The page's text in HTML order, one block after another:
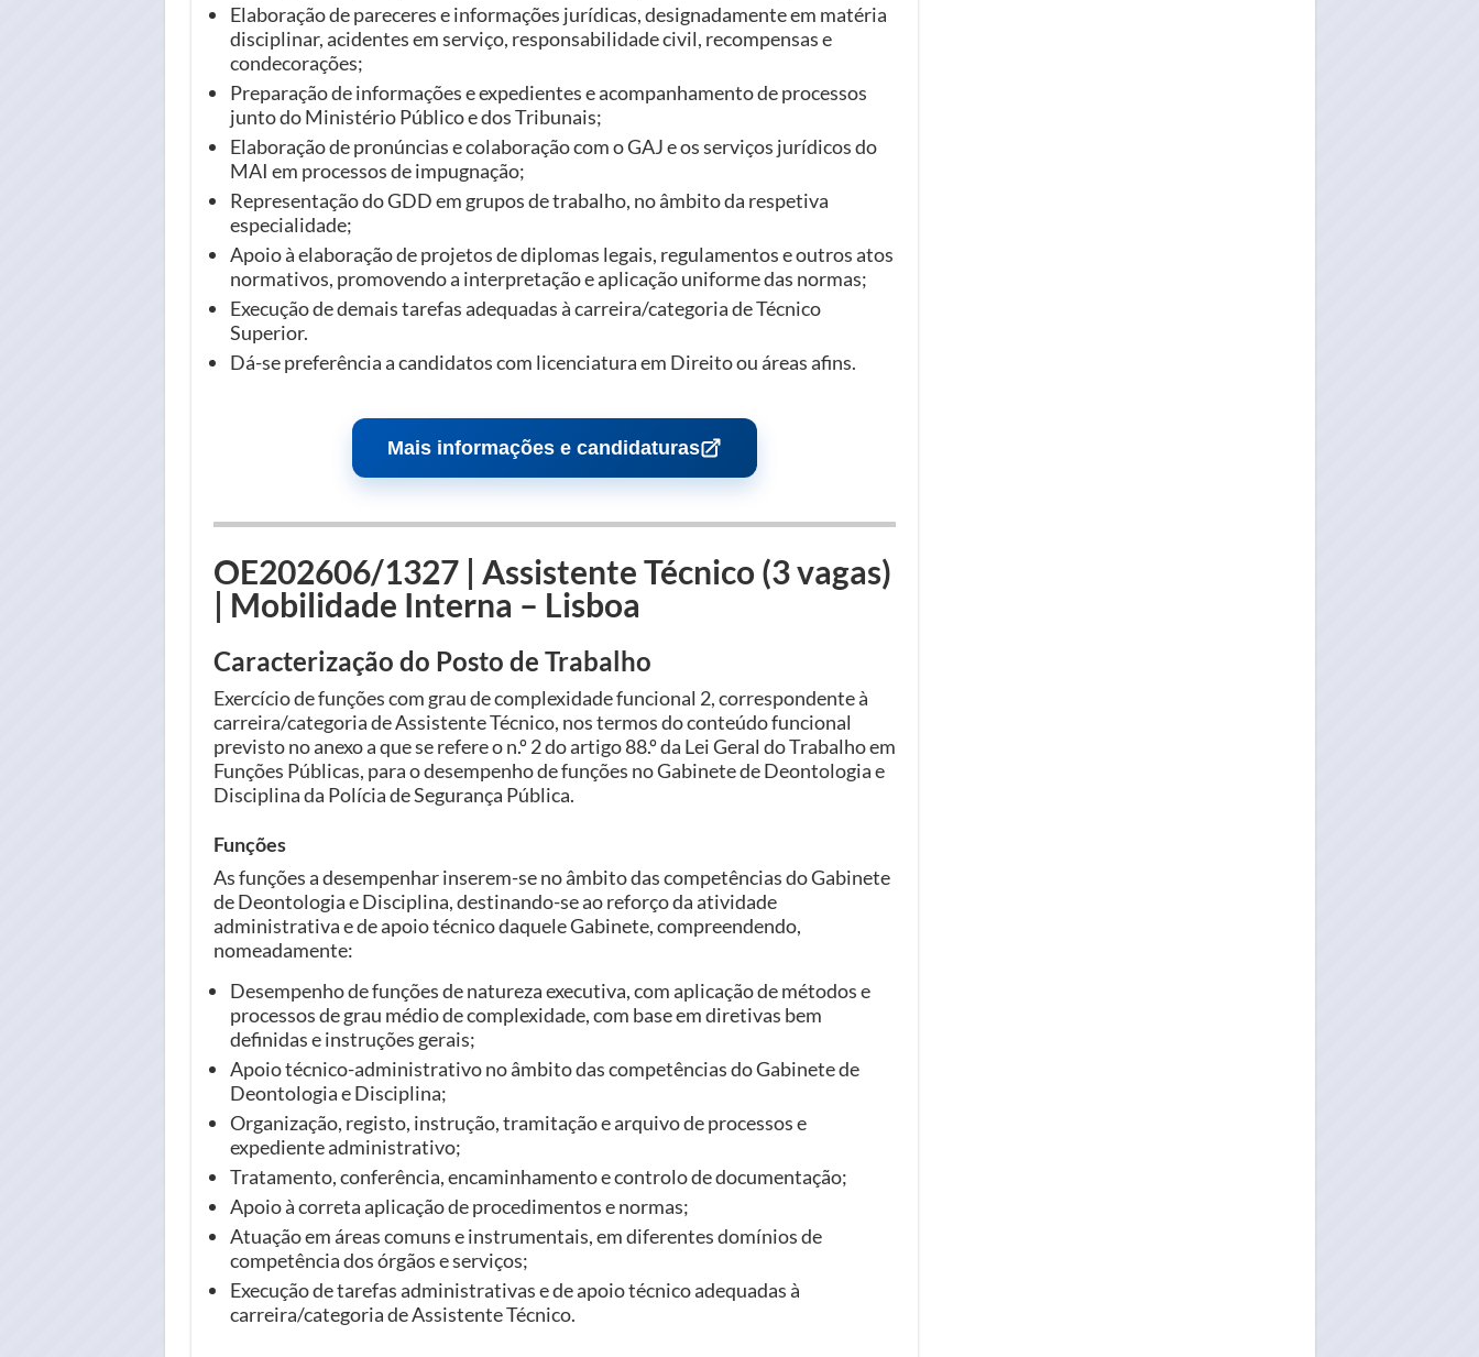
Elaboração de pareceres e informações jurídicas, designadamente em matéria
disciplinar, acidentes em serviço, responsabilidade civil, recompensas e
condecorações;
Preparação de informações e expedientes e acompanhamento de processos
junto do Ministério Público e dos Tribunais;
Elaboração de pronúncias e colaboração com o GAJ e os serviços jurídicos do
MAI em processos de impugnação;
Representação do GDD em grupos de trabalho, no âmbito da respetiva
especialidade;
Apoio à elaboração de projetos de diplomas legais, regulamentos e outros atos
normativos, promovendo a interpretação e aplicação uniforme das normas;
Execução de demais tarefas adequadas à carreira/categoria de Técnico
Superior.
Dá-se preferência a candidatos com licenciatura em Direito ou áreas afins.
Mais informações e candidaturas
OE202606/1327 | Assistente Técnico (3 vagas)
| Mobilidade Interna – Lisboa
Caracterização do Posto de Trabalho
Exercício de funções com grau de complexidade funcional 2, correspondente à
carreira/categoria de Assistente Técnico, nos termos do conteúdo funcional
previsto no anexo a que se refere o n.º 2 do artigo 88.º da Lei Geral do Trabalho em
Funções Públicas, para o desempenho de funções no Gabinete de Deontologia e
Disciplina da Polícia de Segurança Pública.
Funções
As funções a desempenhar inserem-se no âmbito das competências do Gabinete
de Deontologia e Disciplina, destinando-se ao reforço da atividade
administrativa e de apoio técnico daquele Gabinete, compreendendo,
nomeadamente:
Desempenho de funções de natureza executiva, com aplicação de métodos e
processos de grau médio de complexidade, com base em diretivas bem
definidas e instruções gerais;
Apoio técnico-administrativo no âmbito das competências do Gabinete de
Deontologia e Disciplina;
Organização, registo, instrução, tramitação e arquivo de processos e
expediente administrativo;
Tratamento, conferência, encaminhamento e controlo de documentação;
Apoio à correta aplicação de procedimentos e normas;
Atuação em áreas comuns e instrumentais, em diferentes domínios de
competência dos órgãos e serviços;
Execução de tarefas administrativas e de apoio técnico adequadas à
carreira/categoria de Assistente Técnico.